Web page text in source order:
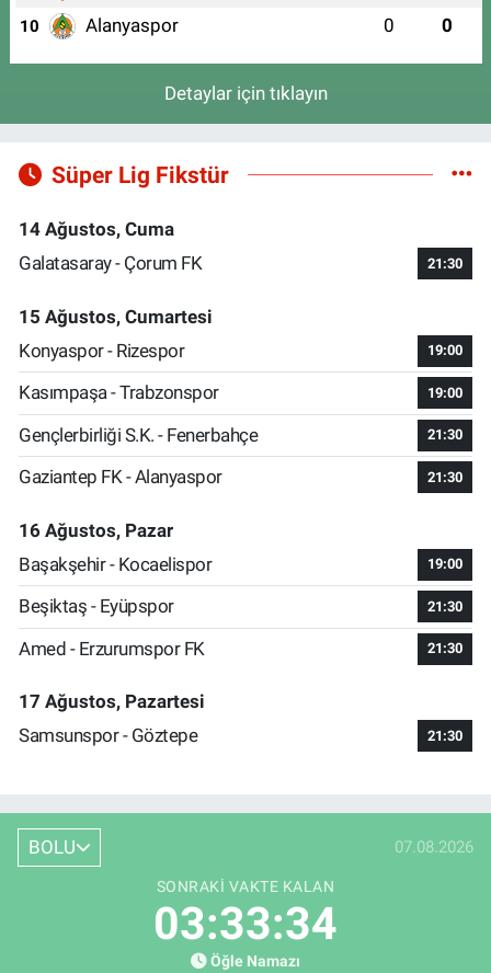
10 Alanyaspor 0 0
Detaylar için tıklayın
Süper Lig Fikstür
14 Ağustos, Cuma
Galatasaray - Çorum FK
21:30
15 Ağustos, Cumartesi
Konyaspor - Rizespor
19:00
Kasımpaşa - Trabzonspor 19:00
Gençlerbirliği S.K. - Fenerbahçe 21:30
Gaziantep FK - Alanyaspor 21:30
16 Ağustos, Pazar
Başakşehir - Kocaelispor
19:00
Beşiktaş - Eyüpspor 21:30
Amed - Erzurumspor FK 21:30
17 Ağustos, Pazartesi
Samsunspor - Göztepe
21:30
BOLU 07.08.2026
SONRAKI VAKTE KALAN
03:33:33
Öğle Namazı